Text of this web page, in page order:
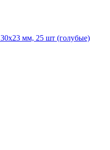
мм, 25 шт (голубые)